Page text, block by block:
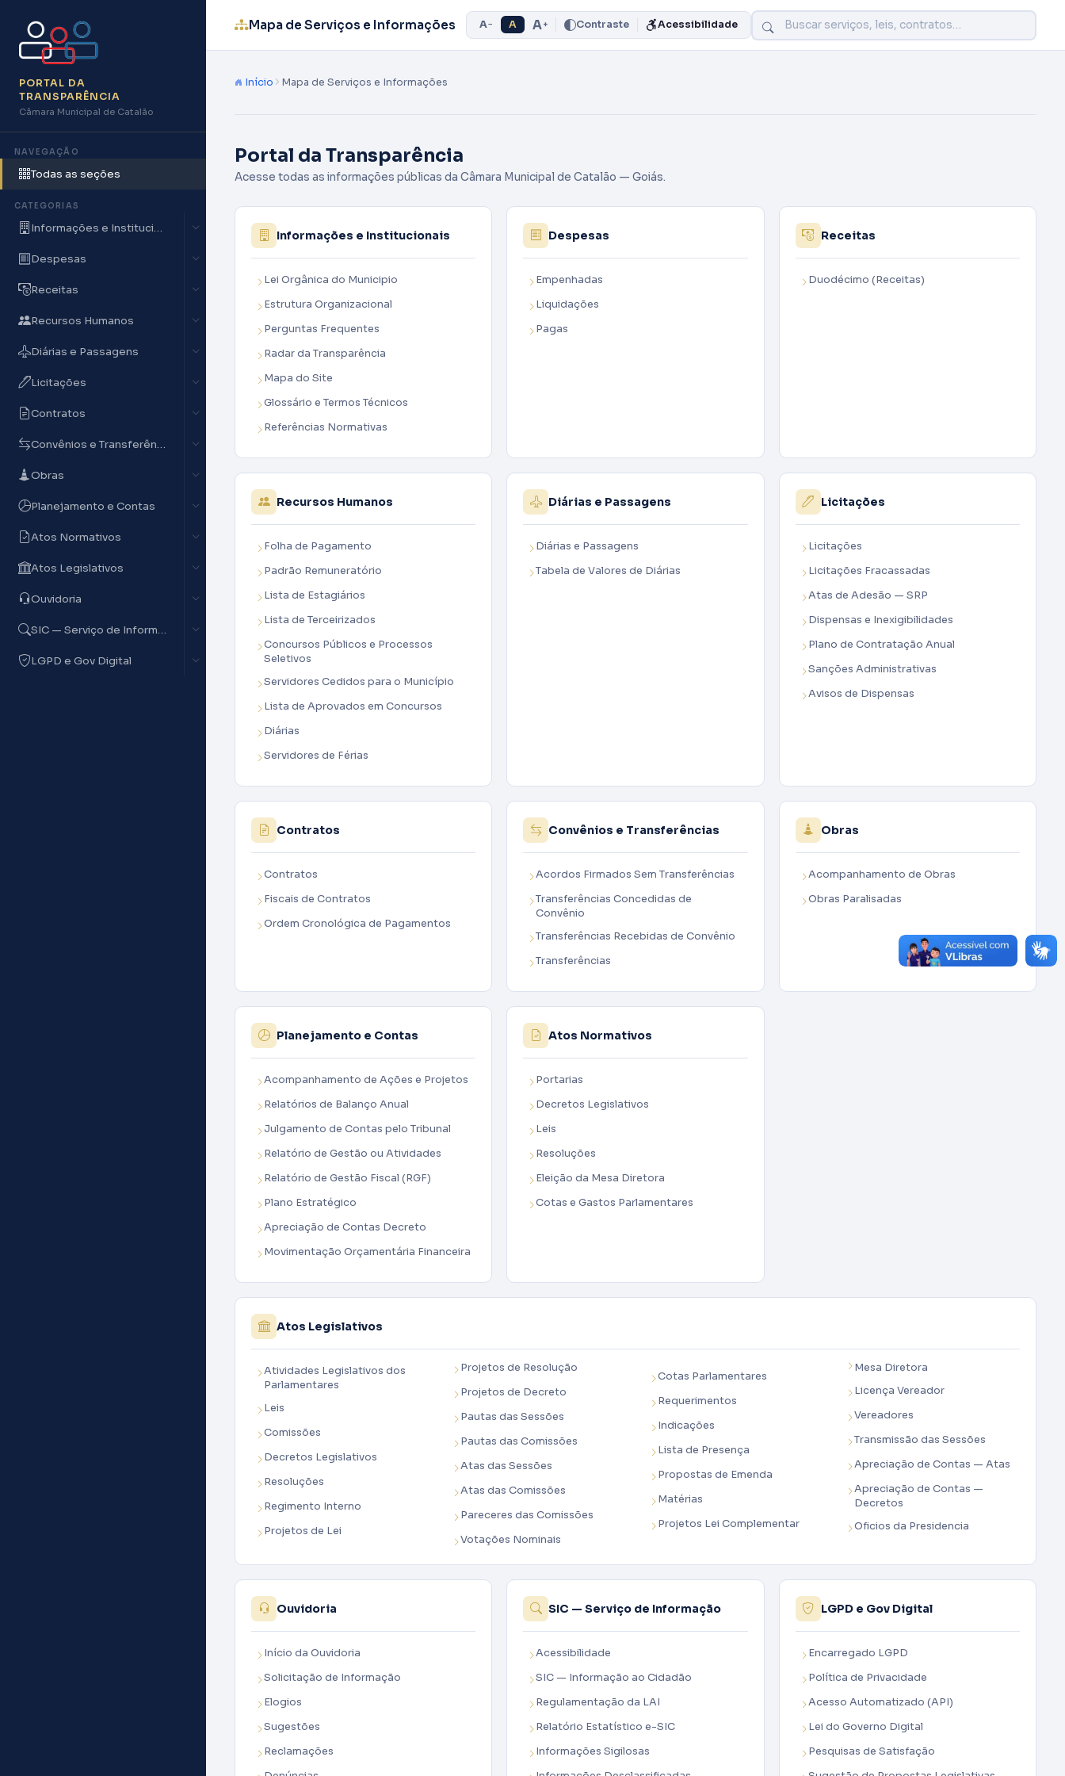
PORTAL DA
TRANSPARÊNCIA
Câmara Municipal de Catalão
NAVEGAÇÃO
Todas as seções
CATEGORIAS
Informações e Institucionais
Despesas
Receitas
Recursos Humanos
Diárias e Passagens
Licitações
Contratos
Convênios e Transferências
Obras
Planejamento e Contas
Atos Normativos
Atos Legislativos
Ouvidoria
SIC — Serviço de Informação
LGPD e Gov Digital
Mapa de Serviços e Informações A− A A+ Contraste Acessibilidade
Início Mapa de Serviços e Informações
Portal da Transparência
Acesse todas as informações públicas da Câmara Municipal de Catalão — Goiás.
Informações e Institucionais
Lei Orgânica do Municipio
Estrutura Organizacional
Perguntas Frequentes
Radar da Transparência
Mapa do Site
Glossário e Termos Técnicos
Referências Normativas
Despesas
Empenhadas
Liquidações
Pagas
Receitas
Duodécimo (Receitas)
Recursos Humanos
Folha de Pagamento
Padrão Remuneratório
Lista de Estagiários
Lista de Terceirizados
Concursos Públicos e Processos
Seletivos
Servidores Cedidos para o Município
Lista de Aprovados em Concursos
Diárias
Servidores de Férias
Diárias e Passagens
Diárias e Passagens
Tabela de Valores de Diárias
Licitações
Licitações
Licitações Fracassadas
Atas de Adesão — SRP
Dispensas e Inexigibilidades
Plano de Contratação Anual
Sanções Administrativas
Avisos de Dispensas
Contratos
Contratos
Fiscais de Contratos
Ordem Cronológica de Pagamentos
Convênios e Transferências
Acordos Firmados Sem Transferências
Transferências Concedidas de
Convênio
Transferências Recebidas de Convênio
Transferências
Obras
Acompanhamento de Obras
Obras Paralisadas
Planejamento e Contas
Acompanhamento de Ações e Projetos
Relatórios de Balanço Anual
Julgamento de Contas pelo Tribunal
Relatório de Gestão ou Atividades
Relatório de Gestão Fiscal (RGF)
Plano Estratégico
Apreciação de Contas Decreto
Movimentação Orçamentária Financeira
Atos Normativos
Portarias
Decretos Legislativos
Leis
Resoluções
Eleição da Mesa Diretora
Cotas e Gastos Parlamentares
Atos Legislativos
Atividades Legislativos dos
Parlamentares
Leis
Comissões
Decretos Legislativos
Resoluções
Regimento Interno
Projetos de Lei
Projetos de Resolução
Projetos de Decreto
Pautas das Sessões
Pautas das Comissões
Atas das Sessões
Atas das Comissões
Pareceres das Comissões
Votações Nominais
Cotas Parlamentares
Requerimentos
Indicações
Lista de Presença
Propostas de Emenda
Matérias
Projetos Lei Complementar
Mesa Diretora
Licença Vereador
Vereadores
Transmissão das Sessões
Apreciação de Contas — Atas
Apreciação de Contas —
Decretos
Oficios da Presidencia
Ouvidoria
Início da Ouvidoria
Solicitação de Informação
Elogios
Sugestões
Reclamações
SIC — Serviço de Informação
Acessibilidade
SIC — Informação ao Cidadão
Regulamentação da LAI
Relatório Estatístico e-SIC
Informações Sigilosas
LGPD e Gov Digital
Encarregado LGPD
Política de Privacidade
Acesso Automatizado (API)
Lei do Governo Digital
Pesquisas de Satisfação